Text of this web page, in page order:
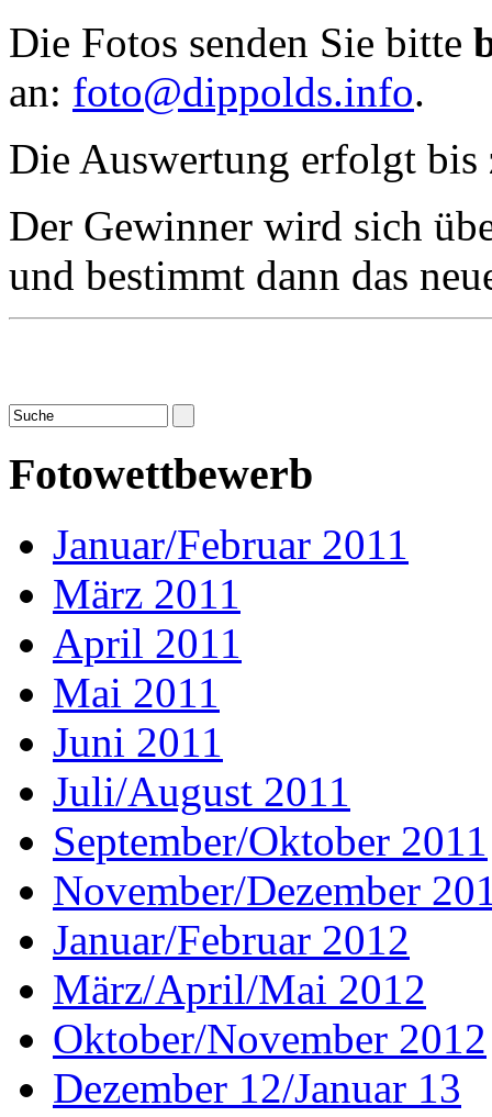
Die Fotos senden Sie bitte
an: foto@dippolds.info.
Die Auswertung erfolgt
Der Gewinner wird sich
und bestimmt dann das
Fotowettbewerb
Januar/Februar 2011
März 2011
April 2011
Mai 2011
Juni 2011
Juli/August 2011
September/Oktober 2011
November/Dezember
Januar/Februar 2012
März/April/Mai 2012
Oktober/November 2012
Dezember 12/Januar 13